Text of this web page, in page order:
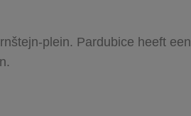
plein. Pardubice heeft een